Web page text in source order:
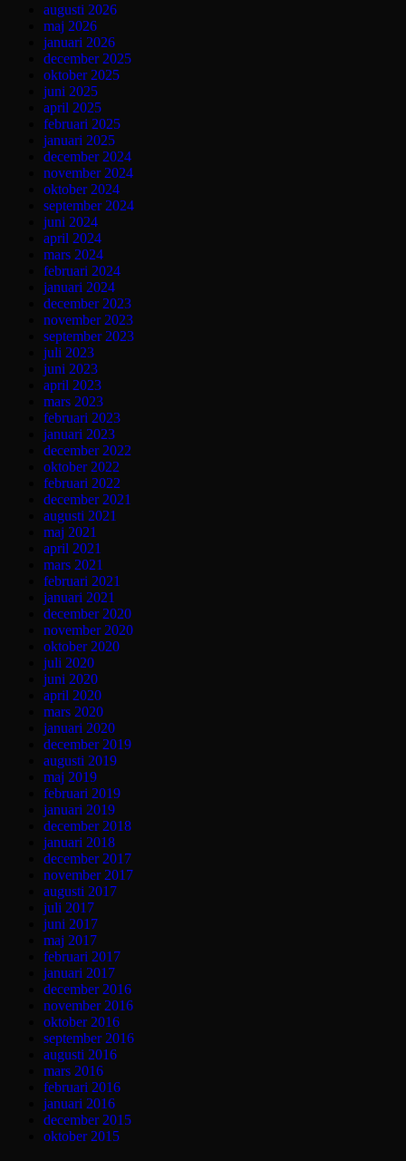
augusti 2026
maj 2026
januari 2026
december 2025
oktober 2025
juni 2025
april 2025
februari 2025
januari 2025
december 2024
november 2024
oktober 2024
september 2024
juni 2024
april 2024
mars 2024
februari 2024
januari 2024
december 2023
november 2023
september 2023
juli 2023
juni 2023
april 2023
mars 2023
februari 2023
januari 2023
december 2022
oktober 2022
februari 2022
december 2021
augusti 2021
maj 2021
april 2021
mars 2021
februari 2021
januari 2021
december 2020
november 2020
oktober 2020
juli 2020
juni 2020
april 2020
mars 2020
januari 2020
december 2019
augusti 2019
maj 2019
februari 2019
januari 2019
december 2018
januari 2018
december 2017
november 2017
augusti 2017
juli 2017
juni 2017
maj 2017
februari 2017
januari 2017
december 2016
november 2016
oktober 2016
september 2016
augusti 2016
mars 2016
februari 2016
januari 2016
december 2015
oktober 2015